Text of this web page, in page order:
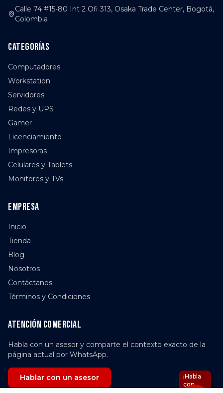
Calle 74 #15-80 Int 2 Ofi 313, Osaka Trade Center, Bogotá,
Colombia
Categorías
Computadores
Workstation
Servidores
Redes y UPS
Gamer
Licenciamiento
Impresoras
Celulares y Tablets
Monitores y TVs
Empresa
Inicio
Tienda
Blog
Nosotros
Contáctanos
Términos y Condiciones
Atención comercial
Habla con un asesor y comparte el contexto exacto de la
página actual por WhatsApp.
Hablar con un asesor
¡Habla
con